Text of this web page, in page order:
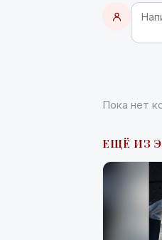
Пока нет
ЕЩЁ ИЗ